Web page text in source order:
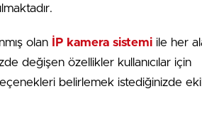
olan İP kamera sistemi ile her
değişen özellikler kullanıcılar için
belirlemek istediğinizde